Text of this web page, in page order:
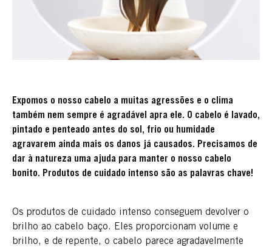
Expomos o nosso cabelo a muitas agressões e o clima
também nem sempre é agradável apra ele. O cabelo é lavado,
pintado e penteado antes do sol, frio ou humidade
agravarem ainda mais os danos já causados. Precisamos de
dar à natureza uma ajuda para manter o nosso cabelo
bonito. Produtos de cuidado intenso são as palavras chave!
Os produtos de cuidado intenso conseguem devolver o
brilho ao cabelo baço. Eles proporcionam volume e
brilho, e de repente, o cabelo parece agradavelmente